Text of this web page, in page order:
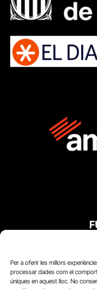
Per a oferir les millors
processar dades com el
úniques en aquest lloc. No